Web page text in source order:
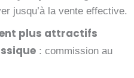
jusqu’à la vente effective.
plus attractifs
: commission au